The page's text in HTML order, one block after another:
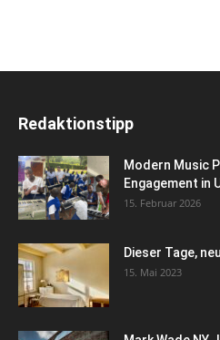
Redaktionstipp
Modern Music
Engagement in
15. Februar 2026
Dieser Tage,
15. Mai 2023